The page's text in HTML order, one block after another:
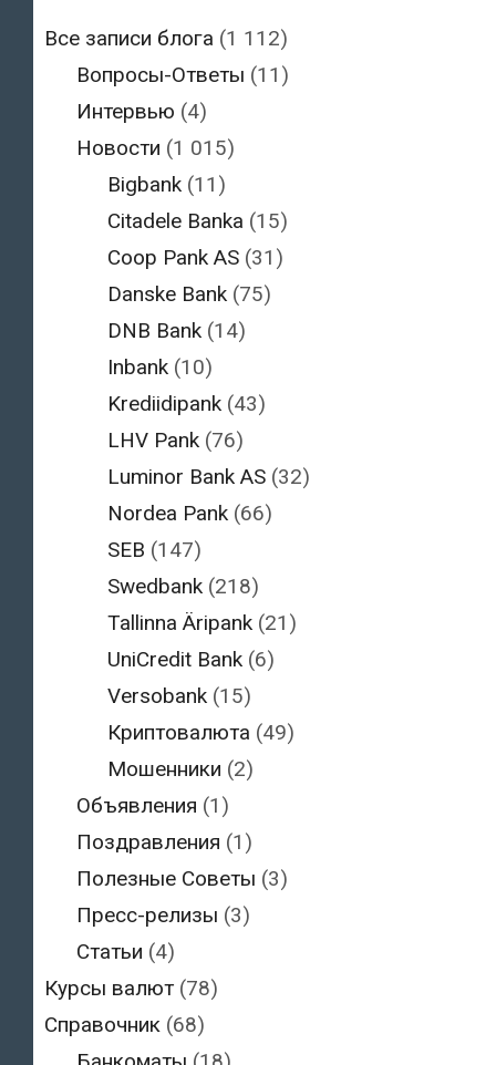
Все записи блога (1 112)
Вопросы-Ответы (11)
Интервью (4)
Новости (1 015)
Bigbank (11)
Citadele Banka (15)
Coop Pank AS (31)
Danske Bank (75)
DNB Bank (14)
Inbank (10)
Krediidipank (43)
LHV Pank (76)
Luminor Bank AS (32)
Nordea Pank (66)
SEB (147)
Swedbank (218)
Tallinna Äripank (21)
UniCredit Bank (6)
Versobank (15)
Криптовалюта (49)
Мошенники (2)
Объявления (1)
Поздравления (1)
Полезные Советы (3)
Пресс-релизы (3)
Статьи (4)
Курсы валют (78)
Справочник (68)